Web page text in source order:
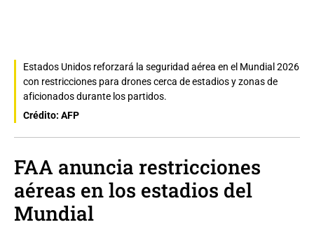
Estados Unidos reforzará la seguridad aérea en el Mundial 2026
con restricciones para drones cerca de estadios y zonas de
aficionados durante los partidos.
Crédito: AFP
FAA anuncia restricciones
aéreas en los estadios del
Mundial